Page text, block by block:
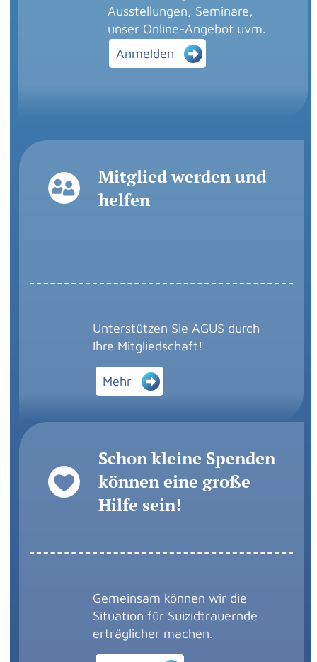
Ausstellungen, Seminare,
unser Online-Angebot uvm.
Anmelden
Mitglied werden und
helfen
Unterstützen Sie AGUS durch
Ihre Mitgliedschaft!
Mehr
Schon kleine Spenden
können eine große
Hilfe sein!
Gemeinsam können wir die
Situation für Suizidtrauernde
erträglicher machen.